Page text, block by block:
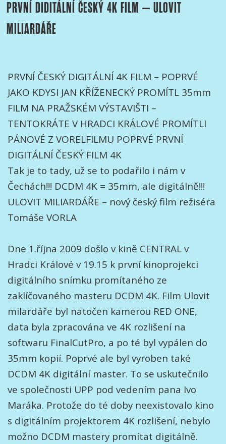
PRVNÍ DIDITÁLNÍ ČESKÝ 4K FILM – ULOVIT
MILIARDÁŘE
PRVNÍ ČESKÝ DIGITÁLNÍ 4K FILM – POPRVÉ
JAKO KDYSI JAN KŘÍŽENECKÝ PROMÍTL 35mm
FILM NA PRAŽSKÉM VÝSTAVIŠTI –
TENTOKRÁTE V HRADCI KRÁLOVÉ PROMÍTLI
PÁNOVÉ Z VORELFILMU POPRVÉ PRVNÍ
DIGITÁLNÍ ČESKÝ FILM 4K
Tak je to tady, už se to podařilo i nám v
Čechách!!! DCDM 4K = 35mm, ale digitálně!!!
ULOVIT MILIARDÁŘE – nový český film režiséra
Tomáše VORLA
Dne 1.října 2009 došlo v kině CENTRAL v
Hradci Králové v 19.15 k první kinoprojekci
digitálního snímku promítaného ze
zaklíčovaného masteru DCDM 4K. Film Ulovit
milardáře byl natočen kamerou RED ONE,
data byla zpracována ve 4K rozlišení na
softwaru FinalCutPro, a po té byl vypálen do
35mm kopií. Poprvé ale byl vyroben také
DCDM 4K digitální master. To se uskutečnilo
ve společnosti UPP pod vedením pana Ivo
Maráka. Protože do té doby neexistovalo kino
s digitálním projektorem 4K rozlišení, nebylo
možno DCDM mastery promítat digitálně.